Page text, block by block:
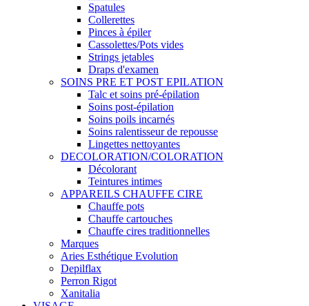
Spatules
Collerettes
Pinces à épiler
Cassolettes/Pots vides
Strings jetables
Draps d'examen
SOINS PRE ET POST EPILATION
Talc et soins pré-épilation
Soins post-épilation
Soins poils incarnés
Soins ralentisseur de repousse
Lingettes nettoyantes
DECOLORATION/COLORATION
Décolorant
Teintures intimes
APPAREILS CHAUFFE CIRE
Chauffe pots
Chauffe cartouches
Chauffe cires traditionnelles
Marques
Aries Esthétique Evolution
Depilflax
Perron Rigot
Xanitalia